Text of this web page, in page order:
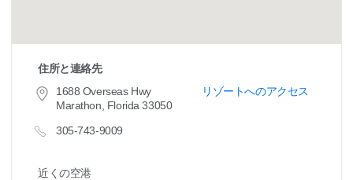
住所と連絡先
リゾートへのアクセス
1688 Overseas Hwy
Marathon, Florida 33050
305-743-9009
近くの空港